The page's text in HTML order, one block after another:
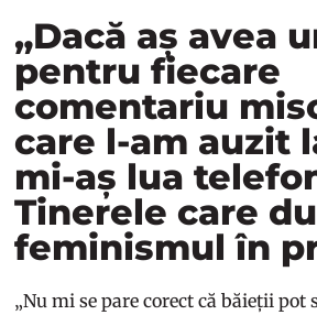
„Dacă aș avea
pentru fiecare
comentariu
care l-am auzit
mi-aș lua
Tinerele care
feminismul în
„Nu mi se pare corect că băieții pot